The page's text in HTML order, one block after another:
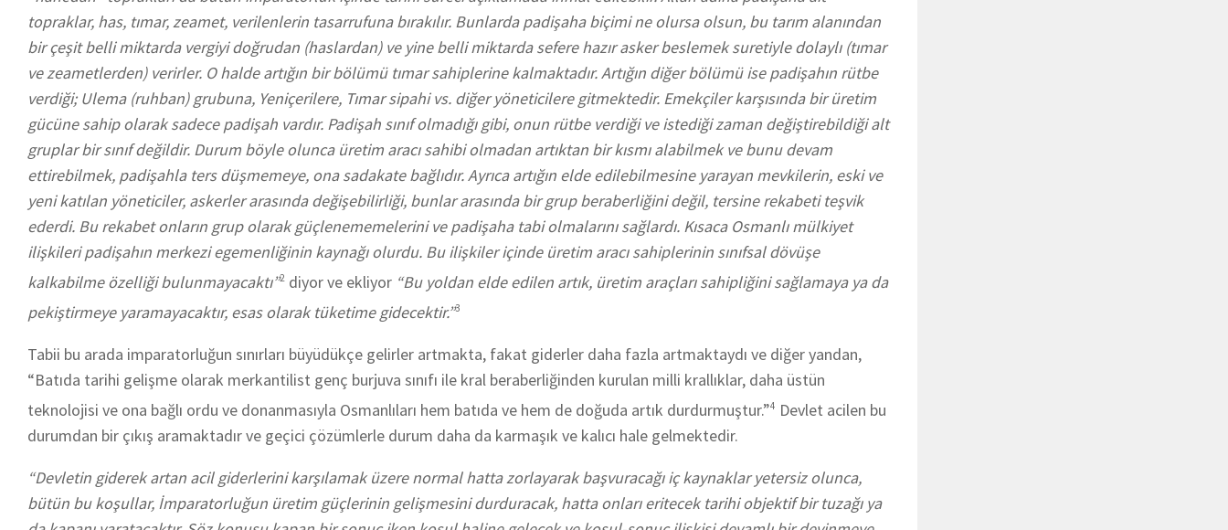
topraklar, has, tımar, zeamet, verilenlerin tasarrufuna bırakılır. Bunlarda padişaha biçimi ne olursa olsun, bu tarım alanından
bir çeşit belli miktarda vergiyi doğrudan (haslardan) ve yine belli miktarda sefere hazır asker beslemek suretiyle dolaylı (tımar
ve zeametlerden) verirler. O halde artığın bir bölümü tımar sahiplerine kalmaktadır. Artığın diğer bölümü ise padişahın rütbe
verdiği; Ulema (ruhban) grubuna, Yeniçerilere, Tımar sipahi vs. diğer yöneticilere gitmektedir. Emekçiler karşısında bir üretim
gücüne sahip olarak sadece padişah vardır. Padişah sınıf olmadığı gibi, onun rütbe verdiği ve istediği zaman değiştirebildiği alt
gruplar bir sınıf değildir. Durum böyle olunca üretim aracı sahibi olmadan artıktan bir kısmı alabilmek ve bunu devam
ettirebilmek, padişahla ters düşmemeye, ona sadakate bağlıdır. Ayrıca artığın elde edilebilmesine yarayan mevkilerin, eski ve
yeni katılan yöneticiler, askerler arasında değişebilirliği, bunlar arasında bir grup beraberliğini değil, tersine rekabeti teşvik
ederdi. Bu rekabet onların grup olarak güçlenememelerini ve padişaha tabi olmalarını sağlardı. Kısaca Osmanlı mülkiyet
ilişkileri padişahın merkezi egemenliğinin kaynağı olurdu. Bu ilişkiler içinde üretim aracı sahiplerinin sınıfsal dövüşe
kalkabilme özelliği bulunmayacaktı”2 diyor ve ekliyor “Bu yoldan elde edilen artık, üretim araçları sahipliğini sağlamaya ya da
pekiştirmeye yaramayacaktır, esas olarak tüketime gidecektir.”3
Tabii bu arada imparatorluğun sınırları büyüdükçe gelirler artmakta, fakat giderler daha fazla artmaktaydı ve diğer yandan,
“Batıda tarihi gelişme olarak merkantilist genç burjuva sınıfı ile kral beraberliğinden kurulan milli krallıklar, daha üstün
teknolojisi ve ona bağlı ordu ve donanmasıyla Osmanlıları hem batıda ve hem de doğuda artık durdurmuştur.”4 Devlet acilen bu
durumdan bir çıkış aramaktadır ve geçici çözümlerle durum daha da karmaşık ve kalıcı hale gelmektedir.
“Devletin giderek artan acil giderlerini karşılamak üzere normal hatta zorlayarak başvuracağı iç kaynaklar yetersiz olunca,
bütün bu koşullar, İmparatorluğun üretim güçlerinin gelişmesini durduracak, hatta onları eritecek tarihi objektif bir tuzağı ya